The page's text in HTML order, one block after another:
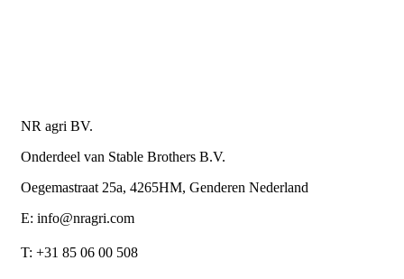
NR agri BV.
Onderdeel van Stable Brothers B.V.
Oegemastraat 25a, 4265HM, Genderen Nederland
E: info@nragri.com
T: +31 85 06 00 508